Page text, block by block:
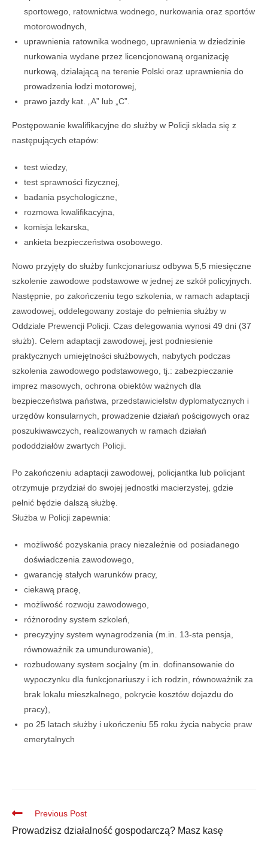
sportowego, ratownictwa wodnego, nurkowania oraz sportów
motorowodnych,
uprawnienia ratownika wodnego, uprawnienia w dziedzinie
nurkowania wydane przez licencjonowaną organizację
nurkową, działającą na terenie Polski oraz uprawnienia do
prowadzenia łodzi motorowej,
prawo jazdy kat. „A” lub „C”.
Postępowanie kwalifikacyjne do służby w Policji składa się z
następujących etapów:
test wiedzy,
test sprawności fizycznej,
badania psychologiczne,
rozmowa kwalifikacyjna,
komisja lekarska,
ankieta bezpieczeństwa osobowego.
Nowo przyjęty do służby funkcjonariusz odbywa 5,5 miesięczne
szkolenie zawodowe podstawowe w jednej ze szkół policyjnych.
Następnie, po zakończeniu tego szkolenia, w ramach adaptacji
zawodowej, oddelegowany zostaje do pełnienia służby w
Oddziale Prewencji Policji. Czas delegowania wynosi 49 dni (37
służb). Celem adaptacji zawodowej, jest podniesienie
praktycznych umiejętności służbowych, nabytych podczas
szkolenia zawodowego podstawowego, tj.: zabezpieczanie
imprez masowych, ochrona obiektów ważnych dla
bezpieczeństwa państwa, przedstawicielstw dyplomatycznych i
urzędów konsularnych, prowadzenie działań pościgowych oraz
poszukiwawczych, realizowanych w ramach działań
pododdziałów zwartych Policji.
Po zakończeniu adaptacji zawodowej, policjantka lub policjant
otrzymuje przydział do swojej jednostki macierzystej, gdzie
pełnić będzie dalszą służbę.
Służba w Policji zapewnia:
możliwość pozyskania pracy niezależnie od posiadanego
doświadczenia zawodowego,
gwarancję stałych warunków pracy,
ciekawą pracę,
możliwość rozwoju zawodowego,
różnorodny system szkoleń,
precyzyjny system wynagrodzenia (m.in. 13-sta pensja,
równoważnik za umundurowanie),
rozbudowany system socjalny (m.in. dofinansowanie do
wypoczynku dla funkcjonariuszy i ich rodzin, równoważnik za
brak lokalu mieszkalnego, pokrycie kosztów dojazdu do
pracy),
po 25 latach służby i ukończeniu 55 roku życia nabycie praw
emerytalnych
Previous Post
Prowadzisz działalność gospodarczą? Masz kasę